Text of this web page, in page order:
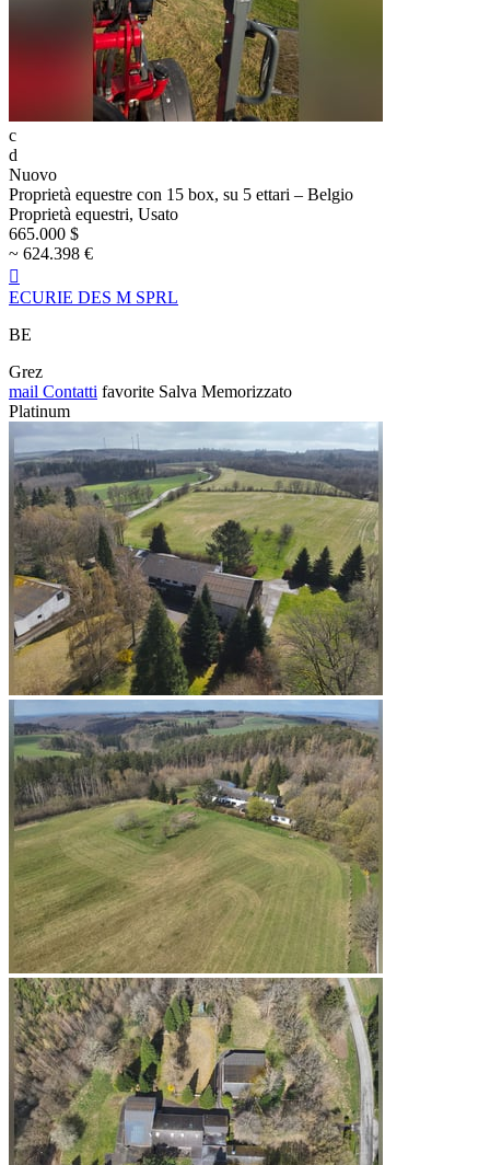
c
d
Nuovo
Proprietà equestre con 15 box, su 5 ettari – Belgio
Proprietà equestri, Usato
665.000 $
~ 624.398 €

ECURIE DES M SPRL
BE
Grez
mail Contatti favorite Salva Memorizzato
Platinum